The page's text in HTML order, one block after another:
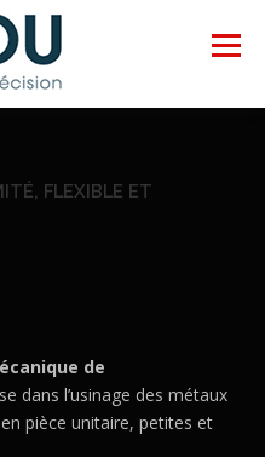
Menu
FLEXIBLE ET
de
dans l’usinage des métaux
pièce unitaire, petites et